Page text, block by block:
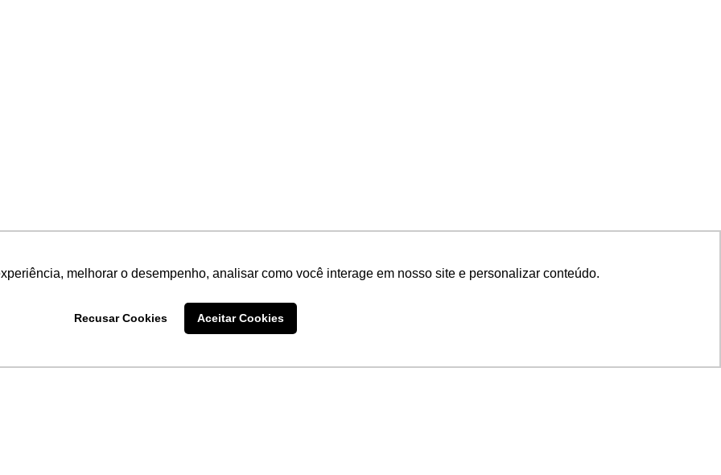
melhorar o desempenho, analisar como você interage em nosso site e personalizar conteúdo.
Recusar Cookies Aceitar Cookies